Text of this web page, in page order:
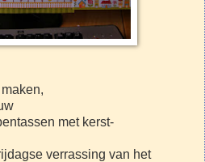
met kerst-
verrassing van het